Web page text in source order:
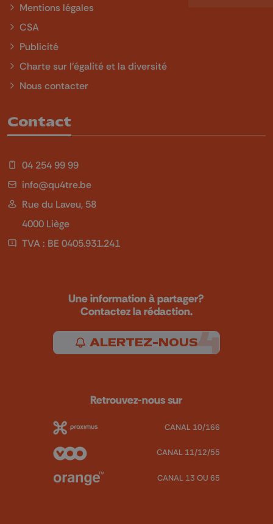
Mentions légales
CSA
Publicité
Charte sur l'égalité et la diversité
Nous contacter
Contact
04 254 99 99
info@qu4tre.be
Rue du Laveu, 58
4000 Liège
TVA : BE 0405.931.241
Une information à partager?
Contactez la rédaction.
ALERTEZ-NOUS
Retrouvez-nous sur
CANAL 10/166
CANAL 11/12/55
CANAL 13 OU 65